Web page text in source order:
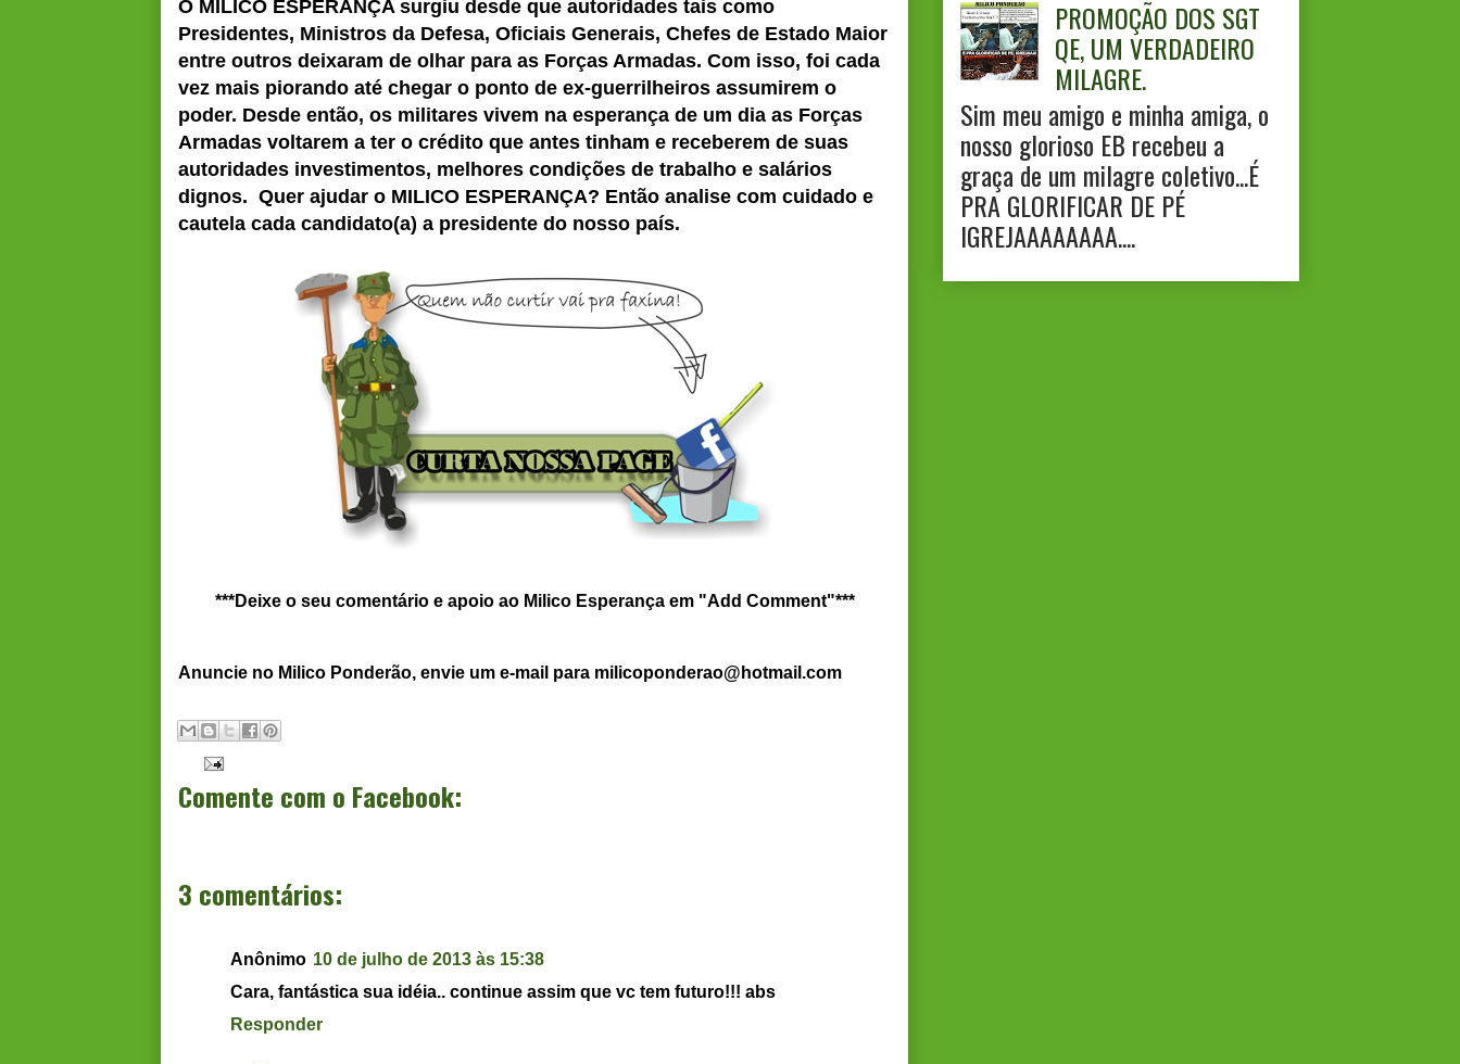
O MILICO ESPERANÇA surgiu desde que autoridades tais como
Presidentes, Ministros da Defesa, Oficiais Generais, Chefes de Estado Maior
entre outros deixaram de olhar para as Forças Armadas. Com isso, foi cada
vez mais piorando até chegar o ponto de ex-guerrilheiros assumirem o
poder. Desde então, os militares vivem na esperança de um dia as Forças
Armadas voltarem a ter o crédito que antes tinham e receberem de suas
autoridades investimentos, melhores condições de trabalho e salários
dignos. Quer ajudar o MILICO ESPERANÇA? Então analise com cuidado e
cautela cada candidato(a) a presidente do nosso país.
***Deixe o seu comentário e apoio ao Milico Esperança em "Add Comment"***
Anuncie no Milico Ponderão, envie um e-mail para milicoponderao@hotmail.com
Comente com o Facebook:
3 comentários:
Anônimo 10 de julho de 2013 às 15:38
Cara, fantástica sua idéia.. continue assim que vc tem futuro!!! abs
Responder
PROMOÇÃO DOS SGT
QE, UM VERDADEIRO
MILAGRE.
Sim meu amigo e minha amiga, o
nosso glorioso EB recebeu a
graça de um milagre coletivo...É
PRA GLORIFICAR DE PÉ
IGREJAAAAAAAA....